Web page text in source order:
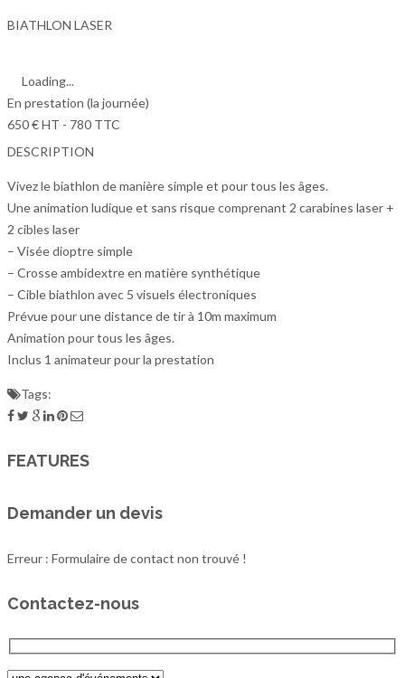
BIATHLON LASER
Loading...
En prestation (la journée)
650 € HT - 780 TTC
DESCRIPTION
Vivez le biathlon de manière simple et pour tous les âges.
Une animation ludique et sans risque comprenant 2 carabines laser +
2 cibles laser
– Visée dioptre simple
– Crosse ambidextre en matière synthétique
– Cible biathlon avec 5 visuels électroniques
Prévue pour une distance de tir à 10m maximum
Animation pour tous les âges.
Inclus 1 animateur pour la prestation
Tags:
FEATURES
Demander un devis
Erreur : Formulaire de contact non trouvé !
Contactez-nous